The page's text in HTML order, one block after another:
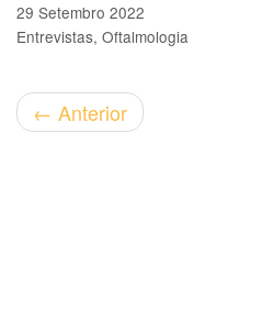
29 Setembro 2022
Entrevistas Oftalmologia
← Anterior